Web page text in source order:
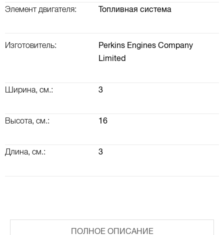
Элемент двигателя: Топливная система
Изготовитель:
Perkins Engines Company
Limited
Ширина, см.: 3
Высота, см.: 16
Длина, см.: 3
ПОЛНОЕ ОПИСАНИЕ